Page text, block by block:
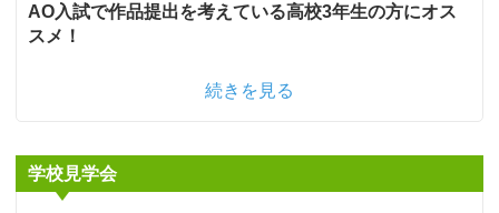
AO入試で作品提出を考えている高校3年生の方にオス
スメ！
続きを見る
学校見学会